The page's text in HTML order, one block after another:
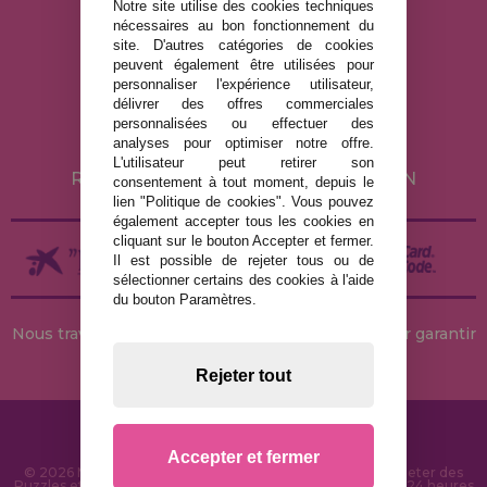
MENTIONS LÉGALES
POLITIQUE DE CONFIDENTIALITÉ
POLITIQUE DE COOKIES
LIVRAISON ET RETOUR
RETOURS / DROIT DE RÉTRACTATION
Nous travaillons avec des stocks permanents pour garantir
© 2026 MaisonDesPuzzles.fr - Boutique en ligne pour acheter des
Notre site utilise des cookies techniques
nécessaires au bon fonctionnement du
site. D'autres catégories de cookies
peuvent également être utilisées pour
personnaliser l'expérience utilisateur,
délivrer des offres commerciales
personnalisées ou effectuer des
analyses pour optimiser notre offre.
L'utilisateur peut retirer son
consentement à tout moment, depuis le
lien "Politique de cookies". Vous pouvez
également accepter tous les cookies en
cliquant sur le bouton Accepter et fermer.
Il est possible de rejeter tous ou de
sélectionner certains des cookies à l'aide
du bouton Paramètres.
Rejeter tout
Accepter et fermer